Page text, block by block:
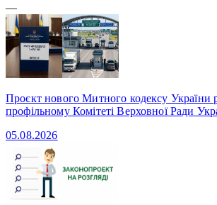
—
Проєкт нового Митного кодексу України
профільному Комітеті Верховної Ради
05.08.2026